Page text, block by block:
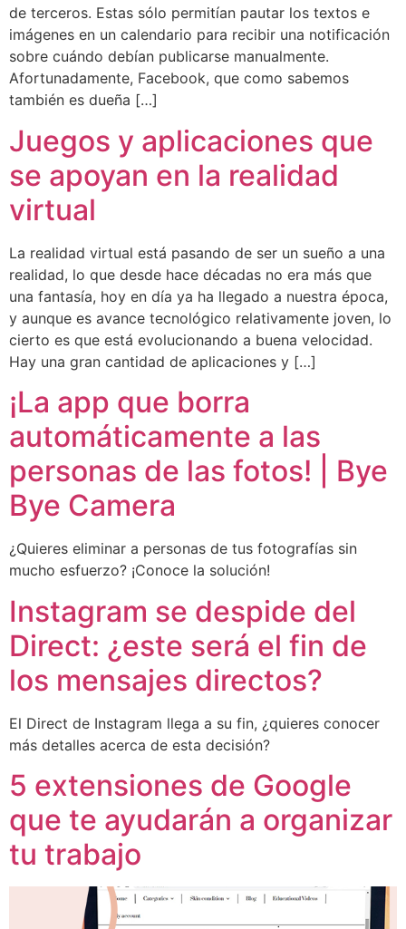
de terceros. Estas sólo permitían pautar los textos e
imágenes en un calendario para recibir una notificación
sobre cuándo debían publicarse manualmente.
Afortunadamente, Facebook, que como sabemos
también es dueña […]
Juegos y aplicaciones que
se apoyan en la realidad
virtual
La realidad virtual está pasando de ser un sueño a una
realidad, lo que desde hace décadas no era más que
una fantasía, hoy en día ya ha llegado a nuestra época,
y aunque es avance tecnológico relativamente joven, lo
cierto es que está evolucionando a buena velocidad.
Hay una gran cantidad de aplicaciones y […]
¡La app que borra
automáticamente a las
personas de las fotos! | Bye
Bye Camera
¿Quieres eliminar a personas de tus fotografías sin
mucho esfuerzo? ¡Conoce la solución!
Instagram se despide del
Direct: ¿este será el fin de
los mensajes directos?
El Direct de Instagram llega a su fin, ¿quieres conocer
más detalles acerca de esta decisión?
5 extensiones de Google
que te ayudarán a organizar
tu trabajo